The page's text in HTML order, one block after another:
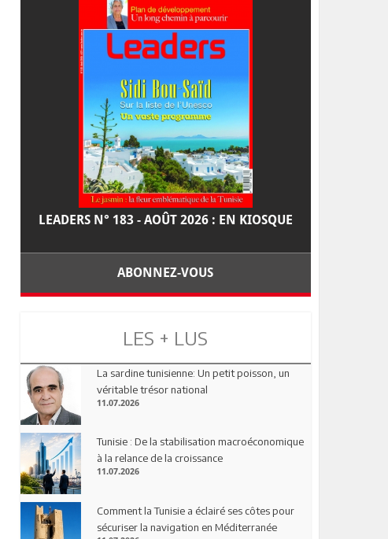
LEADERS N° 183 - AOÛT 2026 : EN KIOSQUE
ABONNEZ-VOUS
LES + LUS
La sardine tunisienne: Un petit poisson, un
véritable trésor national
11.07.2026
Tunisie : De la stabilisation macroéconomique
à la relance de la croissance
11.07.2026
Comment la Tunisie a éclairé ses côtes pour
sécuriser la navigation en Méditerranée